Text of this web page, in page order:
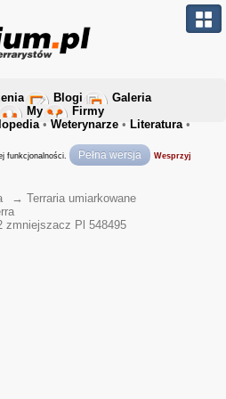
Blogi
Galeria
My
Firmy
• Weterynarze • Literatura•
funkcjonalności. Pełna wersja Wesprzyj
→ Terraria umiarkowane
zmniejszacz Pl 548495